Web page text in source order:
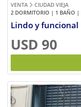
VENTA
CIUDAD VIEJA
2 DORMITORIO | 1 BAÑO |
Lindo y funcional
USD 90